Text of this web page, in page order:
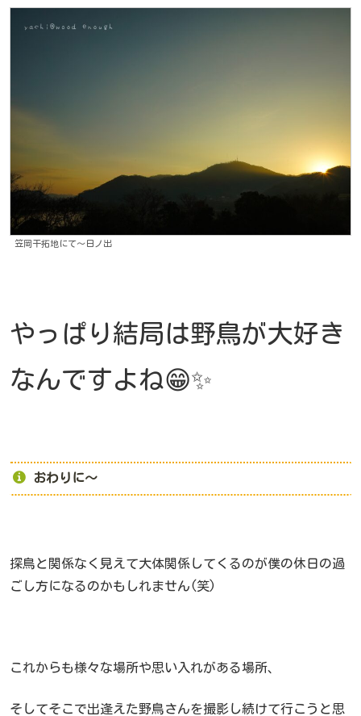
笠岡干拓地にて～日ノ出
やっぱり結局は野鳥が大好き
なんですよね😁✨
おわりに～
探鳥と関係なく見えて大体関係してくるのが僕の休日の過
ごし方になるのかもしれません(笑)
これからも様々な場所や思い入れがある場所、
そしてそこで出逢えた野鳥さんを撮影し続けて行こうと思